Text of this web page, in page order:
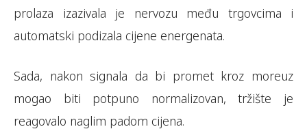
prolaza izazivala je nervozu među trgovcima i
automatski podizala cijene energenata.
Sada, nakon signala da bi promet kroz moreuz
mogao biti potpuno normalizovan, tržište je
reagovalo naglim padom cijena.